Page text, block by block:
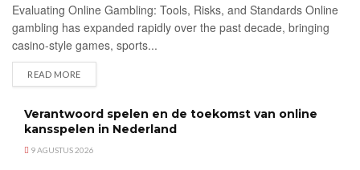
Evaluating Online Gambling: Tools, Risks, and Standards Online
gambling has expanded rapidly over the past decade, bringing
casino-style games, sports...
READ MOREDETAILS
Verantwoord spelen en de toekomst van online
kansspelen in Nederland
9 AGUSTUS 2026